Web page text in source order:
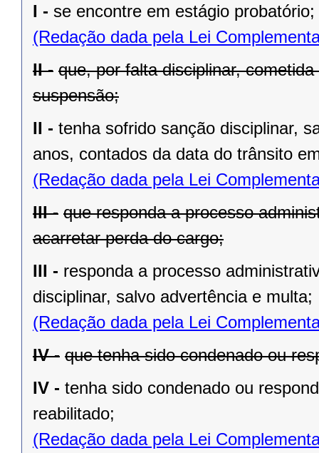
I - se encontre em estágio probatório;
(Redação dada pela Lei
II - que, por falta disciplinar,
suspensão;
II - tenha sofrido sanção disciplinar,
anos, contados da data do trânsito
(Redação dada pela Lei
III - que responda a processo
acarretar perda do cargo;
III - responda a processo
disciplinar, salvo advertência e multa;
(Redação dada pela Lei
IV - que tenha sido condenado ou
IV - tenha sido condenado ou
reabilitado;
(Redação dada pela Lei